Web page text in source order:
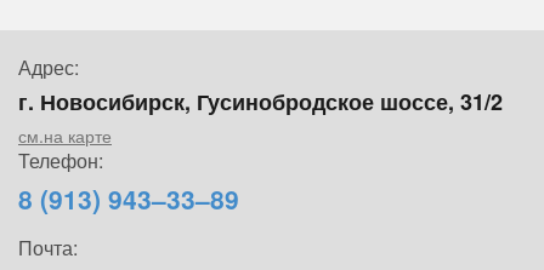
Адрес:
г. Новосибирск, Гусинобродское шоссе, 31/2
см.на карте
Телефон:
8 (913) 943–33–89
Почта: